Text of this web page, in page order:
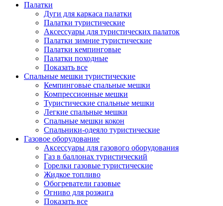
Палатки
Дуги для каркаса палатки
Палатки туристические
Аксессуары для туристических палаток
Палатки зимние туристические
Палатки кемпинговые
Палатки походные
Показать все
Спальные мешки туристические
Кемпинговые спальные мешки
Компрессионные мешки
Туристические спальные мешки
Легкие спальные мешки
Спальные мешки кокон
Спальники-одеяло туристические
Газовое оборудование
Аксессуары для газового оборудования
Газ в баллонах туристический
Горелки газовые туристические
Жидкое топливо
Обогреватели газовые
Огниво для розжига
Показать все